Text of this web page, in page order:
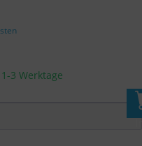
3 Werktage